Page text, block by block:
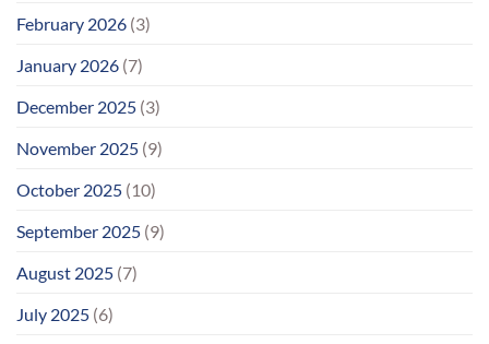
February 2026 (3)
January 2026 (7)
December 2025 (3)
November 2025 (9)
October 2025 (10)
September 2025 (9)
August 2025 (7)
July 2025 (6)